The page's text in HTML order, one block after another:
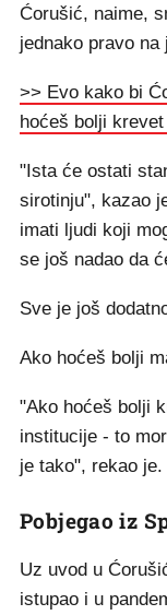
Ćorušić, naime,
jednako pravo
>> Evo kako bi
hoćeš bolji
"Ista će ostati
sirotinju", kazao
imati ljudi koji
se još nadao da
Sve je još
Ako hoćeš bolji
"Ako hoćeš bolji
institucije - to
je tako", rekao je.
Pobjegao iz
Uz uvod u
istupao i u